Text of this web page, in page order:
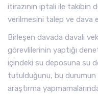
itirazının iptali ile takibin
verilmesini talep ve dava
Birleşen davada davalı
görevlilerinin yaptığı
içindeki su deposuna su
tutulduğunu, bu
araştırma